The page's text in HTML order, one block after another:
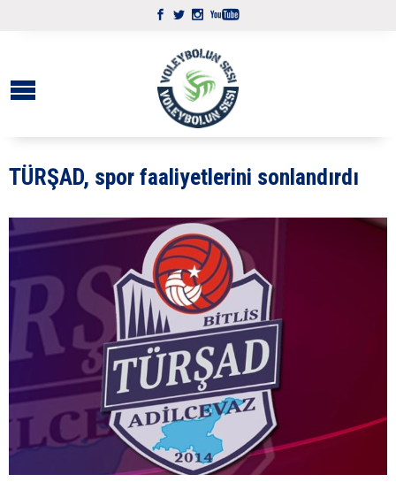
TÜRŞAD, spor faaliyetlerini sonlandırdı